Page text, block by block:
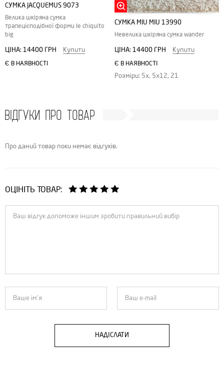
СУМКА JACQUEMUS 9073
Велика шкіряна сумка
трапецієподібної форми le chiquito
big
ЦІНА: 14400 ГРН Купити
Є В НАЯВНОСТІ
СУМКА MIU MIU 13990
Невелика шкіряна сумка wander
ЦІНА: 14400 ГРН Купити
Є В НАЯВНОСТІ
Розміри: 5x, 5x12, 21
ВІДГУКИ ПРО ТОВАР
Про даний товар поки немає відгуків.
ОЦІНІТЬ ТОВАР:
НАДІСЛАТИ